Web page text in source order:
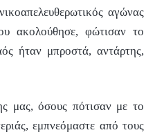
αγώνας
ακολούθησε, φώτισαν το
ήταν μπροστά, αντάρτης,
μας, όσους πότισαν με το
εμπνεόμαστε από τους